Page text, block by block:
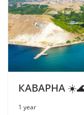
КАВАРНА
1 year